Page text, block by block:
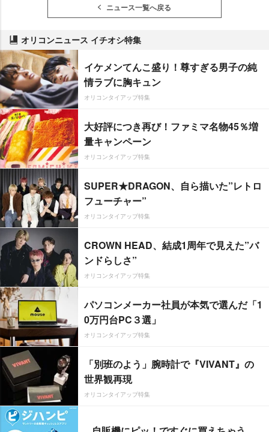
ニュース一覧へ戻る
オリコンニュース イチオシ特集
イケメンてんこ盛り！尊すぎる男子の純
情ラブに胸キュン
オリコンタイアップ特集
大好評につき再び！ファミマ名物45％増
量キャンペーン
オリコンタイアップ特集
SUPER★DRAGON、自ら描いた”レトロ
フューチャー”
オリコンタイアップ特集
CROWN HEAD、結成1周年で見えた”バ
ンドらしさ”
オリコンタイアップ特集
パソコンメーカー社員が本気で選んだ「1
0万円台PC３選」
オリコンタイアップ特集
「別班のよう」腕時計で『VIVANT』の
世界観再現
オリコンタイアップ特集